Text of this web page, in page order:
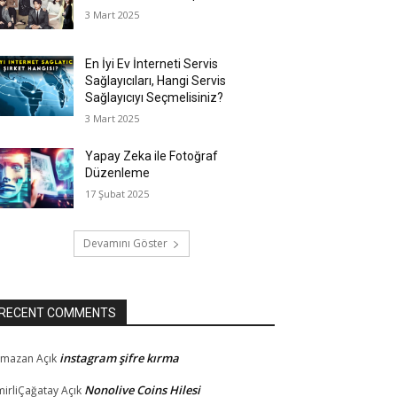
3 Mart 2025
En İyi Ev İnterneti Servis
Sağlayıcıları, Hangi Servis
Sağlayıcıyı Seçmelisiniz?
3 Mart 2025
Yapay Zeka ile Fotoğraf
Düzenleme
17 Şubat 2025
Devamını Göster
COMMENTS
Açık instagram şifre kırma
Açık Nonolive Coins Hilesi